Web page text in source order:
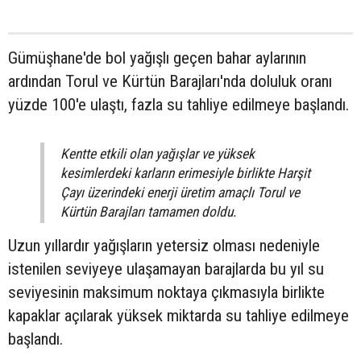
Gümüşhane'de bol yağışlı geçen bahar aylarının
ardından Torul ve Kürtün Barajları'nda doluluk oranı
yüzde 100'e ulaştı, fazla su tahliye edilmeye başlandı.
Kentte etkili olan yağışlar ve yüksek
kesimlerdeki karların erimesiyle birlikte Harşit
Çayı üzerindeki enerji üretim amaçlı Torul ve
Kürtün Barajları tamamen doldu.
Uzun yıllardır yağışların yetersiz olması nedeniyle
istenilen seviyeye ulaşamayan barajlarda bu yıl su
seviyesinin maksimum noktaya çıkmasıyla birlikte
kapaklar açılarak yüksek miktarda su tahliye edilmeye
başlandı.